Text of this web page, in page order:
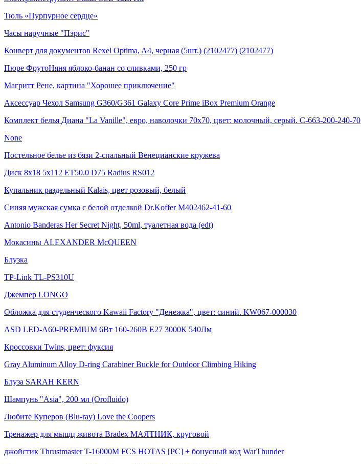
Тюль «Пурпурное сердце»
Часы наручные "Пэрис"
Конверт для документов Rexel Optima, A4, черная (5шт.) (2102477) (2102477)
Пюре ФрутоНяня яблоко-банан со сливками, 250 гр
Магритт Рене, картина "Хорошее приключение"
Аксессуар Чехол Samsung G360/G361 Galaxy Core Prime iBox Premium Orange
Комплект белья Диана "La Vanille", евро, наволочки 70х70, цвет: молочный, серый. С-663-200-240-70
None
Постельное белье из бязи 2-спальный Венецианские кружева
Диск 8x18 5x112 ET50.0 D75 Radius RS012
Купальник раздельный Kalais, цвет розовый, белый
Синяя мужская сумка с белой отделкой Dr.Koffer M402462-41-60
Antonio Banderas Her Secret Night, 50ml, туалетная вода (edt)
Мокасины ALEXANDER McQUEEN
Блузка
TP-Link TL-PS310U
Джемпер LONGO
Обложка для студенческого Kawaii Factory "Денежка", цвет: синий. KW067-000030
ASD LED-A60-PREMIUM 6Вт 160-260В Е27 3000К 540Лм
Кроссовки Twins, цвет: фуксия
Gray Aluminum Alloy D-ring Carabiner Buckle for Outdoor Climbing Hiking
Блуза SARAH KERN
Шампунь "Asia", 200 мл (Orofluido)
Любите Куперов (Blu-ray) Love the Coopers
Тренажер для мыщц живота Bradex МАЯТНИК, круговой
джойстик Thrustmaster T-16000M FCS HOTAS [PC] + бонусный код WarThunder